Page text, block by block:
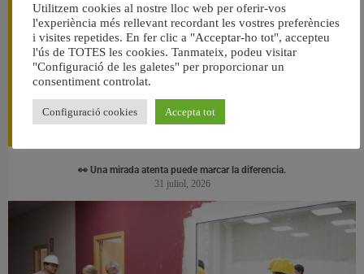
👀 Una mirada atenta puede marcar la diferencia.
31 juliol, 2026
Utilitzem cookies al nostre lloc web per oferir-vos
l'experiència més rellevant recordant les vostres preferències
i visites repetides. En fer clic a "Acceptar-ho tot", accepteu
l'ús de TOTES les cookies. Tanmateix, podeu visitar
"Configuració de les galetes" per proporcionar un
consentiment controlat.
Configuració cookies Accepta tot